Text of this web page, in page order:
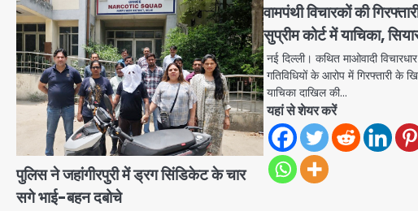
पुलिस ने जहांगीरपुरी में ड्रग सिंडिकेट के चार
सगे भाई-बहन दबोचे
वामपंथी विचारकों की
सुप्रीम कोर्ट में याचिका,
नई दिल्ली। कथित माओवादी
गतिविधियों के आरोप में गिरफ्तारी के
याचिका दाखिल की…
यहां से शेयर करें